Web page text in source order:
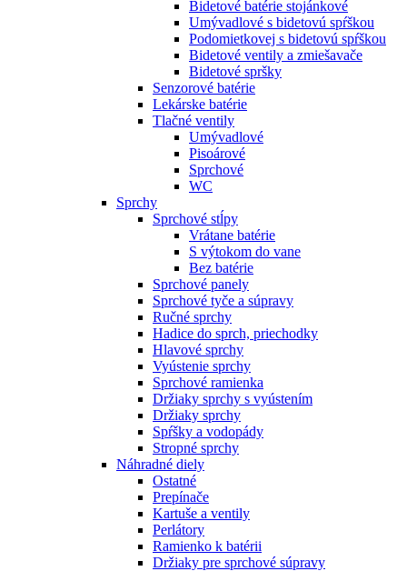
Bidetové batérie stojánkové
Umývadlové s bidetovú spŕškou
Podomietkovej s bidetovú spŕškou
Bidetové ventily a zmiešavače
Bidetové spršky
Senzorové batérie
Lekárske batérie
Tlačné ventily
Umývadlové
Pisoárové
Sprchové
WC
Sprchy
Sprchové stĺpy
Vrátane batérie
S výtokom do vane
Bez batérie
Sprchové panely
Sprchové tyče a súpravy
Ručné sprchy
Hadice do sprch, priechodky
Hlavové sprchy
Vyústenie sprchy
Sprchové ramienka
Držiaky sprchy s vyústením
Držiaky sprchy
Spŕšky a vodopády
Stropné sprchy
Náhradné diely
Ostatné
Prepínače
Kartuše a ventily
Perlátory
Ramienko k batérii
Držiaky pre sprchové súpravy